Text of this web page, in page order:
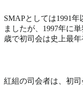
SMAPとしては1991
ましたが、1997年に
歳で初司会は史上最年
紅組の司会者は、初